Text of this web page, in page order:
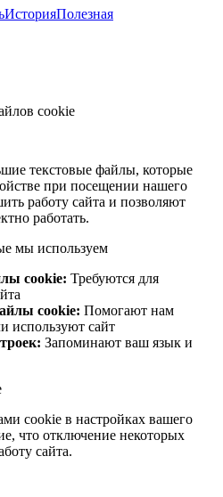
ИсторияПолезная
cookie
текстовые файлы, которые
при посещении нашего
работу сайта и позволяют
работать.
мы используем
cookie: Требуются для
cookie: Помогают нам
используют сайт
: Запоминают ваш язык и
cookie в настройках вашего
что отключение некоторых
сайта.